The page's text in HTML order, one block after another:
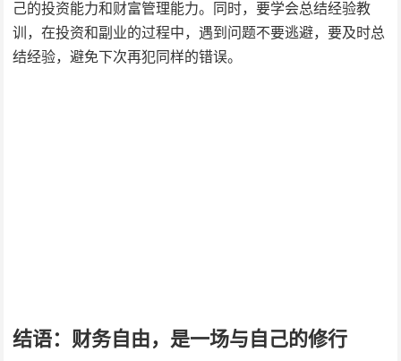
己的投资能力和财富管理能力。同时，要学会总结经验教
训，在投资和副业的过程中，遇到问题不要逃避，要及时总
结经验，避免下次再犯同样的错误。
结语：财务自由，是一场与自己的修行